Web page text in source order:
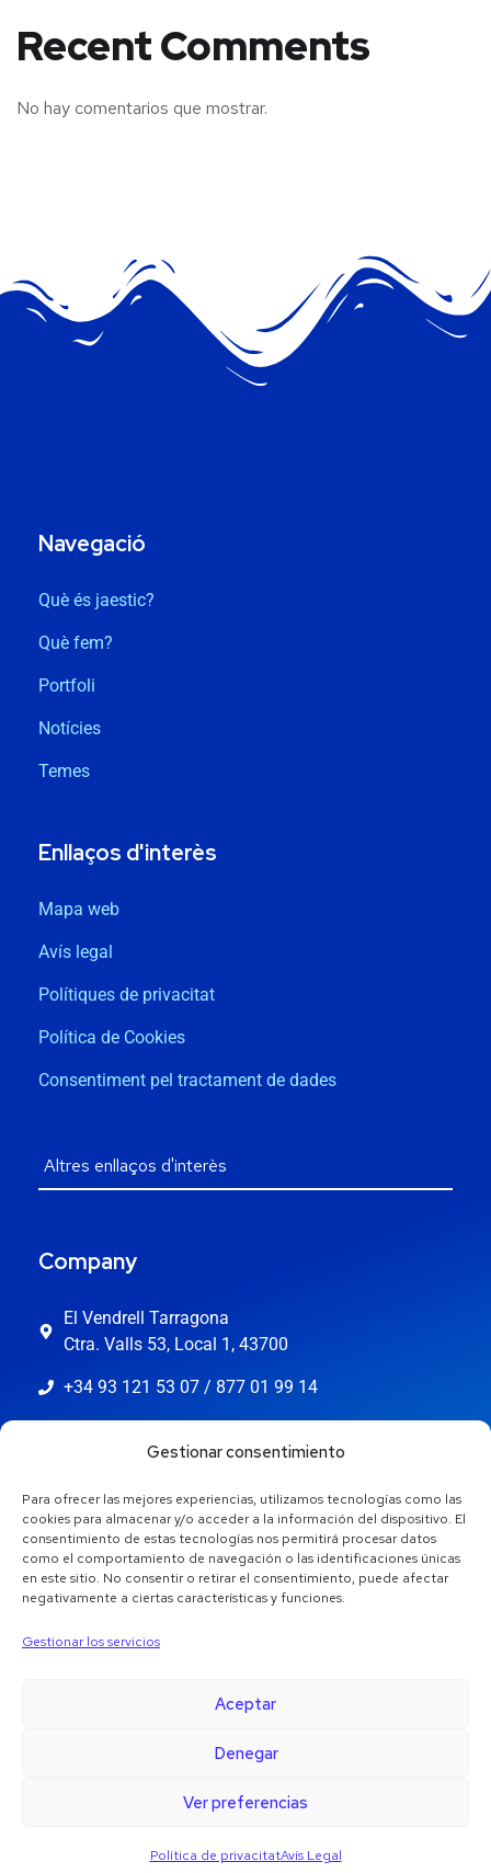
Gestionar consentimiento
Para ofrecer las mejores experiencias, utilizamos tecnologías como las
cookies para almacenar y/o acceder a la información del dispositivo. El
consentimiento de estas tecnologías nos permitirá procesar datos
como el comportamiento de navegación o las identificaciones únicas
en este sitio. No consentir o retirar el consentimiento, puede afectar
negativamente a ciertas características y funciones.
Gestionar los servicios
Aceptar
Denegar
Ver preferencias
Política de privacitatAvís Legal
Recent Comments
No hay comentarios que mostrar.
Navegació
Què és jaestic?
Què fem?
Portfoli
Notícies
Temes
Enllaços d'interès
Mapa web
Avís legal
Polítiques de privacitat
Política de Cookies
Consentiment pel tractament de dades
Company
El Vendrell Tarragona
Ctra. Valls 53, Local 1, 43700
+34 93 121 53 07 / 877 01 99 14
Copyright © 2024 Jaestic S.L. Tots els drets reservats.